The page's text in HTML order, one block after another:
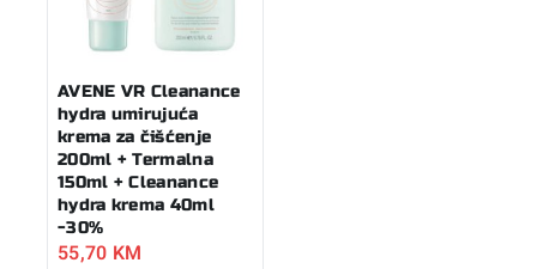
AVENE VR Cleanance
hydra umirujuća
krema za čišćenje
200ml + Termalna
150ml + Cleanance
hydra krema 40ml
-30%
55,70 KM